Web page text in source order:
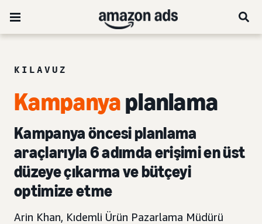
KILAVUZ
Kampanyaplanlama
Kampanya öncesi planlama
araçlarıyla 6 adımda erişimi en üst
düzeye çıkarma ve bütçeyi
optimize etme
Arin Khan, Kıdemli Ürün Pazarlama Müdürü